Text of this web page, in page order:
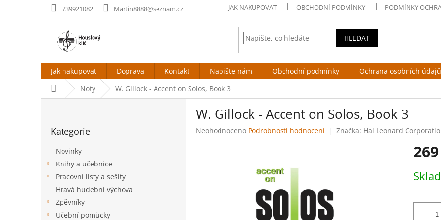
na
739921082 Martin8888@seznam.cz JAK NAKUPOVAT OBCHODNÍ PODMÍNKY PODMÍNKY
HLEDAT
Jak nakupovat Doprava Kontakt Napište nám Obchodní podmínky
Ochrana osobních údajů
Domů Noty W. Gillock - Accent on Solos, Book 3
kategorie
Kategorie
Novinky
Knihy a učebnice
Pracovní listy a sešity
Hravá hudební výchova
Zpěvníky
Učební pomůcky
W. Gillock - Accent on Solos, Book 3
Průměrné
Neohodnoceno Podrobnosti hodnocení Značka: Hal Leonard
cena: